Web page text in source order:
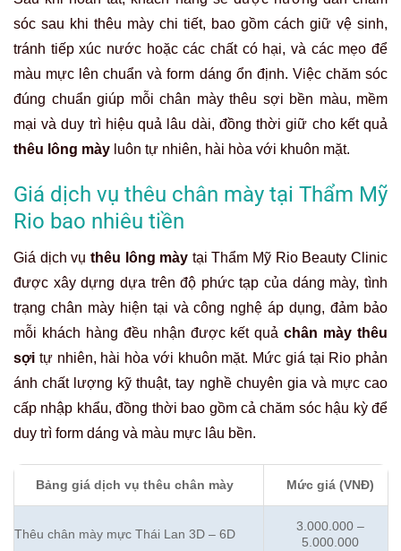
sóc sau khi thêu mày chi tiết, bao gồm cách giữ vệ sinh,
tránh tiếp xúc nước hoặc các chất có hại, và các mẹo để
màu mực lên chuẩn và form dáng ổn định. Việc chăm sóc
đúng chuẩn giúp mỗi chân mày thêu sợi bền màu, mềm
mại và duy trì hiệu quả lâu dài, đồng thời giữ cho kết quả
thêu lông mày luôn tự nhiên, hài hòa với khuôn mặt.
Giá dịch vụ thêu chân mày tại Thẩm Mỹ
Rio bao nhiêu tiền
Giá dịch vụ thêu lông mày tại Thẩm Mỹ Rio Beauty Clinic
được xây dựng dựa trên độ phức tạp của dáng mày, tình
trạng chân mày hiện tại và công nghệ áp dụng, đảm bảo
mỗi khách hàng đều nhận được kết quảchân mày thêu
sợi tự nhiên, hài hòa với khuôn mặt. Mức giá tại Rio phản
ánh chất lượng kỹ thuật, tay nghề chuyên gia và mực cao
cấp nhập khẩu, đồng thời bao gồm cả chăm sóc hậu kỳ để
duy trì form dáng và màu mực lâu bền.
Bảng giá dịch vụ thêu chân mày Mức giá (VNĐ)
Thêu chân mày mực Thái Lan 3D – 6D
3.000.000 –
5.000.000